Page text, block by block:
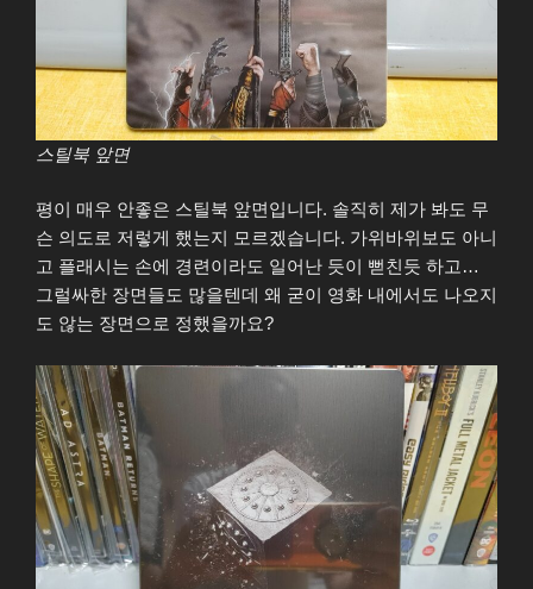
스틸북 앞면
평이 매우 안좋은 스틸북 앞면입니다. 솔직히 제가 봐도 무
슨 의도로 저렇게 했는지 모르겠습니다. 가위바위보도 아니
고 플래시는 손에 경련이라도 일어난 듯이 뻗친듯 하고…
그럴싸한 장면들도 많을텐데 왜 굳이 영화 내에서도 나오지
도 않는 장면으로 정했을까요?